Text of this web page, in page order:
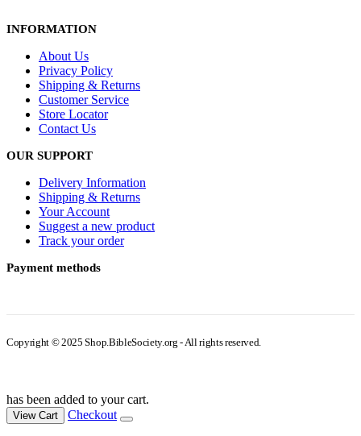
INFORMATION
About Us
Privacy Policy
Shipping & Returns
Customer Service
Store Locator
Contact Us
OUR SUPPORT
Delivery Information
Shipping & Returns
Your Account
Suggest a new product
Track your order
Payment methods
Copyright © 2025 Shop.BibleSociety.org - All rights reserved.
has been added to your cart.
View Cart Checkout